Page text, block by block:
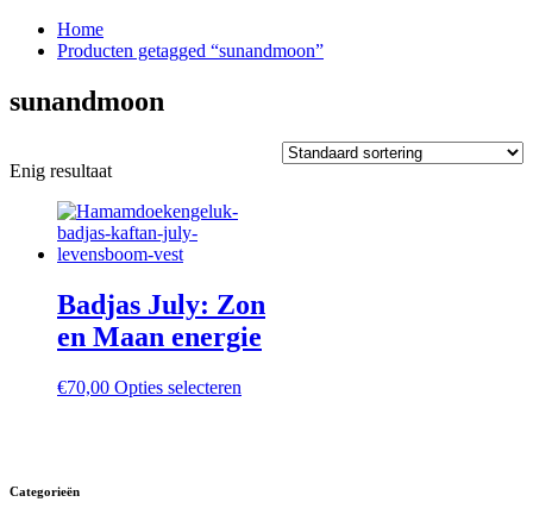
Home
Producten getagged “sunandmoon”
sunandmoon
Enig resultaat
Badjas July: Zon
en Maan energie
€70,00 Opties selecteren
Categorieën